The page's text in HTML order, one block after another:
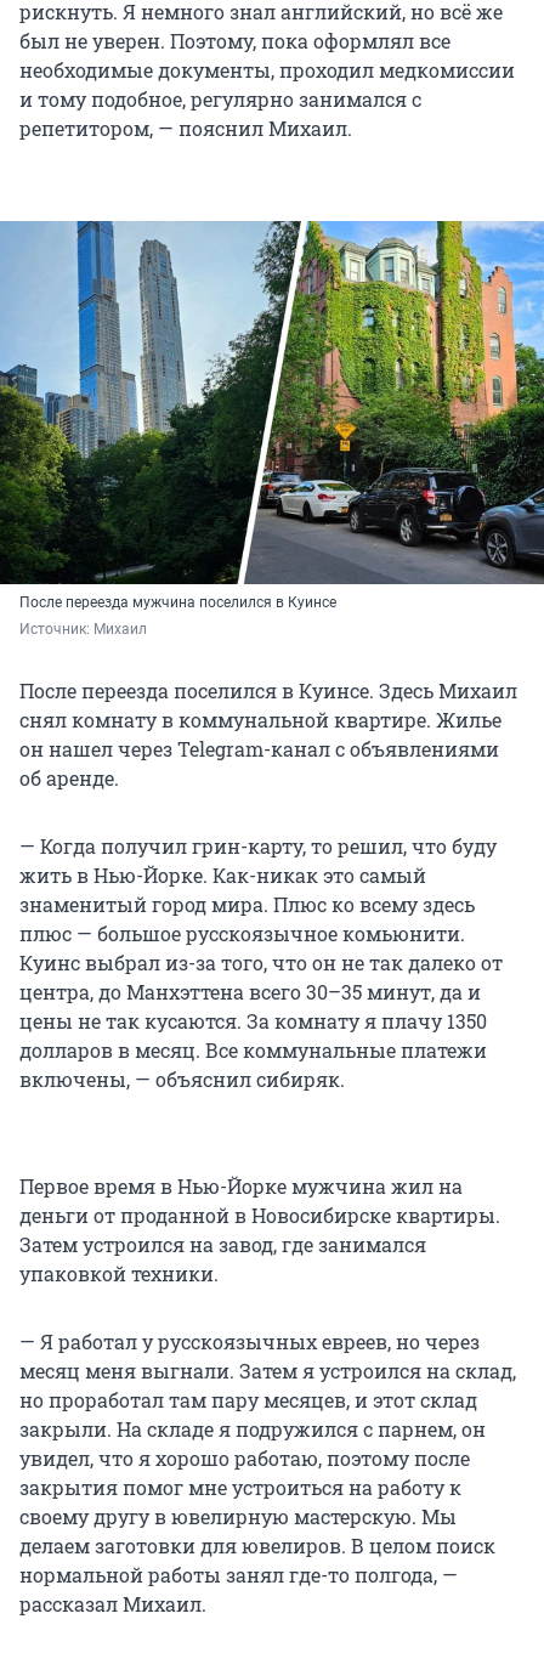
рискнуть. Я немного знал английский, но всё же
был не уверен. Поэтому, пока оформлял все
необходимые документы, проходил медкомиссии
и тому подобное, регулярно занимался с
репетитором, — пояснил Михаил.
После переезда мужчина поселился в Куинсе
Источник: Михаил
После переезда поселился в Куинсе. Здесь Михаил
снял комнату в коммунальной квартире. Жилье
он нашел через Telegram-канал с объявлениями
об аренде.
— Когда получил грин-карту, то решил, что буду
жить в Нью-Йорке. Как-никак это самый
знаменитый город мира. Плюс ко всему здесь
плюс — большое русскоязычное комьюнити.
Куинс выбрал из-за того, что он не так далеко от
центра, до Манхэттена всего 30–35 минут, да и
цены не так кусаются. За комнату я плачу 1350
долларов в месяц. Все коммунальные платежи
включены, — объяснил сибиряк.
Первое время в Нью-Йорке мужчина жил на
деньги от проданной в Новосибирске квартиры.
Затем устроился на завод, где занимался
упаковкой техники.
— Я работал у русскоязычных евреев, но через
месяц меня выгнали. Затем я устроился на склад,
но проработал там пару месяцев, и этот склад
закрыли. На складе я подружился с парнем, он
увидел, что я хорошо работаю, поэтому после
закрытия помог мне устроиться на работу к
своему другу в ювелирную мастерскую. Мы
делаем заготовки для ювелиров. В целом поиск
нормальной работы занял где-то полгода, —
рассказал Михаил.